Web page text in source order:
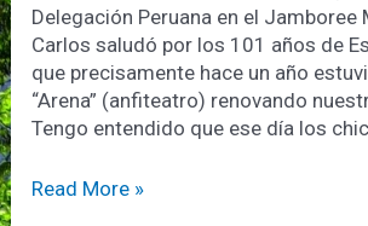
Delegación Peruana en el Jamboree
Carlos saludó por los 101 años de
que precisamente hace un año
“Arena” (anfiteatro) renovando
Tengo entendido que ese día los
101
Read More »